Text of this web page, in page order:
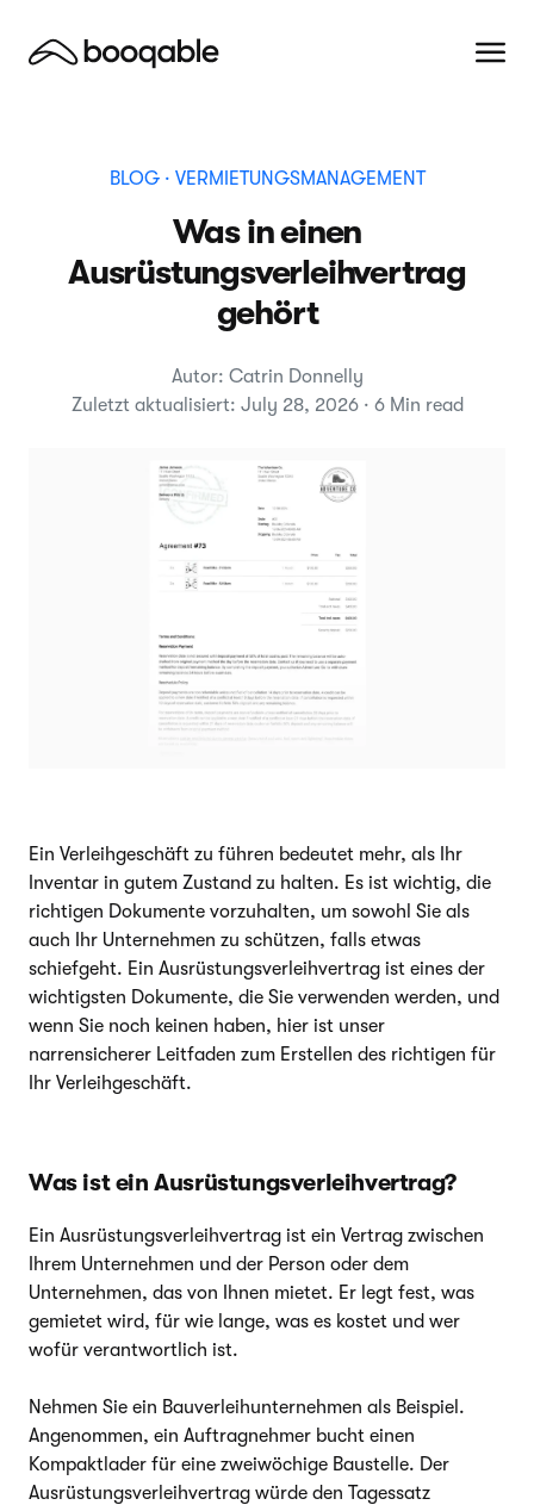
BLOG· VERMIETUNGSMANAGEMENT
Was in einen
Ausrüstungsverleihvertrag
gehört
Autor: Catrin Donnelly
Zuletzt aktualisiert: July 28, 2026 · 6 Min read
Ein Verleihgeschäft zu führen bedeutet mehr, als Ihr
Inventar in gutem Zustand zu halten. Es ist wichtig, die
richtigen Dokumente vorzuhalten, um sowohl Sie als
auch Ihr Unternehmen zu schützen, falls etwas
schiefgeht. Ein Ausrüstungsverleihvertrag ist eines der
wichtigsten Dokumente, die Sie verwenden werden, und
wenn Sie noch keinen haben, hier ist unser
narrensicherer Leitfaden zum Erstellen des richtigen für
Ihr Verleihgeschäft.
Was ist ein Ausrüstungsverleihvertrag?
Ein Ausrüstungsverleihvertrag ist ein Vertrag zwischen
Ihrem Unternehmen und der Person oder dem
Unternehmen, das von Ihnen mietet. Er legt fest, was
gemietet wird, für wie lange, was es kostet und wer
wofür verantwortlich ist.
Nehmen Sie ein Bauverleihunternehmen als Beispiel.
Angenommen, ein Auftragnehmer bucht einen
Kompaktlader für eine zweiwöchige Baustelle. Der
Ausrüstungsverleihvertrag würde den Tagessatz